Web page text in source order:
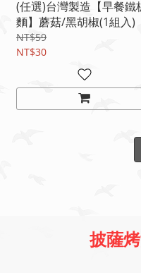
(任選)台灣製造【早餐鐵
麵】蘑菇/黑胡椒(1組入)
NT$59
NT$30
披薩烤